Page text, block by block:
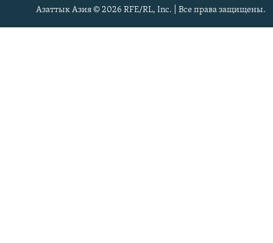
Азаттык Азия © 2026 RFE/RL, Inc. | Все права защищены.